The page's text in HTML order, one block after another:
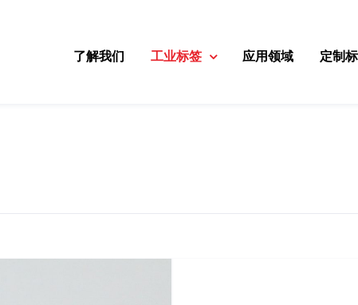
了解我们 工业标签 应用领域 定制